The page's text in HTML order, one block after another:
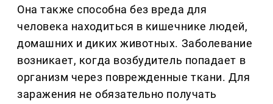
Она также способна без вреда для
человека находиться в кишечнике людей,
домашних и диких животных. Заболевание
возникает, когда возбудитель попадает в
организм через поврежденные ткани. Для
заражения не обязательно получать